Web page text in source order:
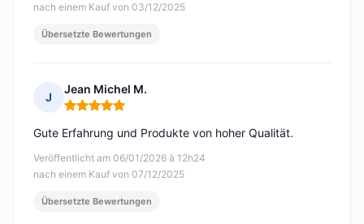
nach einem Kauf von 03/12/2025
Übersetzte Bewertungen
J
Jean Michel M.
Hinweis: 5 von 5
Veröffentlicht am 06/01/2026 à 12h24
nach einem Kauf von 07/12/2025
Gute Erfahrung und Produkte von hoher Qualität.
Übersetzte Bewertungen